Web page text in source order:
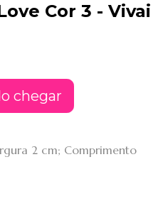
Cor 3 - Vivai
chegar
2 cm; Comprimento